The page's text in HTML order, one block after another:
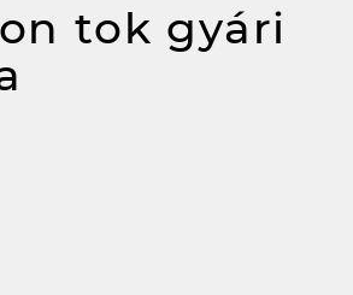
tok gyári